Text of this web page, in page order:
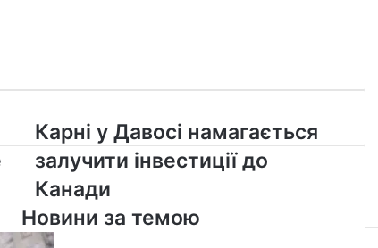
Карні
у
Давосі
намагається
залучити
інвестиції
до
Карні у Давосі намагається
залучити інвестиції до
Канади
Новини за темою